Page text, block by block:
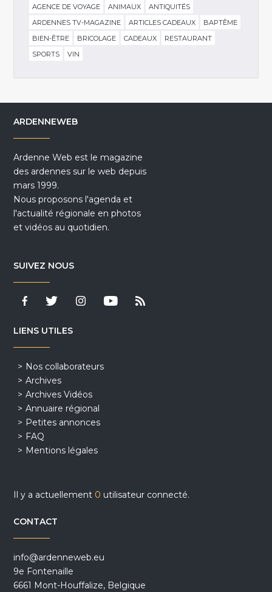
AGENCE DE VOYAGE ANIMAUX
ANTIQUITÉS
ARDENNES TV-MAGAZINE
ARTICLES CADEAUX
BAPTÊME
BIEN-ÊTRE
BRICOLAGE CADEAUX
RESTAURANT
SPORTS
VIN
ARDENNEWEB
Ardenne Web est le magazine
des ardennes sur le web depuis
mars 1999.
Nous proposons l'agenda et
l'actualité régionale en photos
et vidéos au quotidien.
SUIVEZ NOUS
LIENS UTILES
Nos collaborateurs
Archives
Archives Vidéos
Annuaire régional
Petites annonces
FAQ
Mentions légales
Il y a actuellement 0 utilisateur connecté.
CONTACT
info@ardenneweb.eu
9e Fontenaille
6661 Mont-Houffalize, Belgique